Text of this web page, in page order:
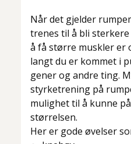
Når det gjelder
trenes til å bli
å få større muskler er
langt du er kommet i
gener og andre ting.
styrketrening på
mulighet til å kunne
størrelsen.
Her er gode øvelser